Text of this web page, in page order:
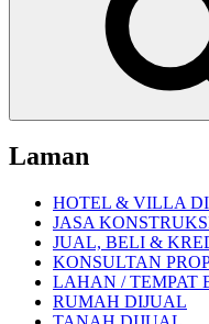
Laman
HOTEL & VILLA
JASA
JUAL, BELI &
KONSULTAN
LAHAN / TEMPAT
RUMAH DIJUAL